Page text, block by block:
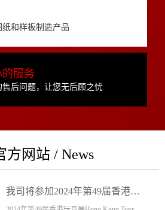
和样板制造产品
服务
后问题，让您无后顾之忧
方网站 / News
我司将参加2024年第49届香港玩具展Hong Kong Toys & Games Fair 欢迎新···